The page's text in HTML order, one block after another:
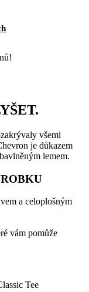
všemi
je důkazem
lemem.
a celoplošným
vám pomůže
Tee